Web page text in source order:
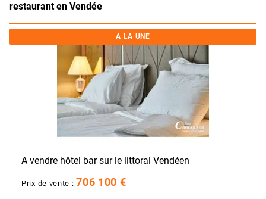
restaurant en Vendée
A LA UNE
A vendre hôtel bar sur le littoral Vendéen
Prix de vente : 706 100 €